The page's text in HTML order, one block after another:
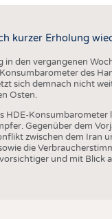
SMART
MEDIZIN
HAUS-
kurzer Erholung
den vergangenen
des
sich demnach nicht
Osten.
HDE-
Gegenüber dem
zwischen dem Iran
die
und mit Blick